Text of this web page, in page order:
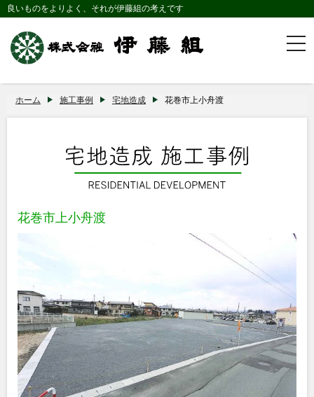
良いものをよりよく、それが伊藤組の考えです
ホーム 施工事例 宅地造成 花巻市上小舟渡
花巻市上小舟渡